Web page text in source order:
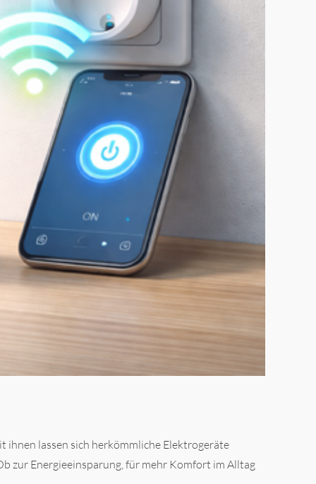
ihnen lassen sich herkömmliche Elektrogeräte
zur Energieeinsparung, für mehr Komfort im Alltag